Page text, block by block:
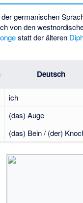
germanischen
von den
statt der älteren
Deutsch
ich
(das) Auge
(das) Bein / (der)